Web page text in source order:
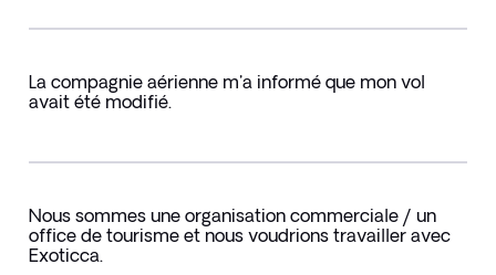
La compagnie aérienne m'a informé que mon vol
avait été modifié.
Nous sommes une organisation commerciale / un
office de tourisme et nous voudrions travailler avec
Exoticca.